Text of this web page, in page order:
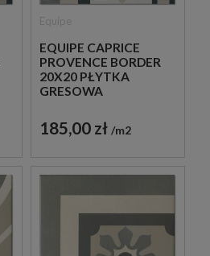
EQUIPE CAPRICE
PROVENCE BORDER
20X20 PŁYTKA
GRESOWA
185,00 zł m2